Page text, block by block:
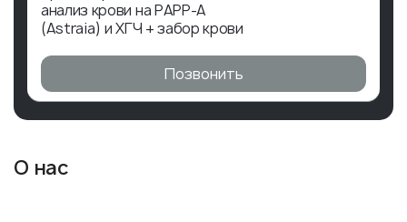
анализ крови на РАРР-А
(Astraia) и ХГЧ + забор крови
Позвонить
О нас